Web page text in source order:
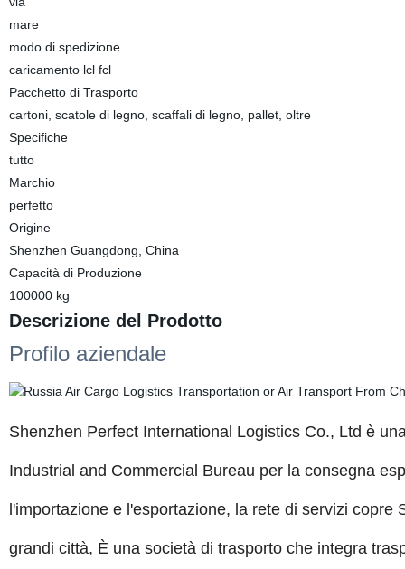
mare
modo di spedizione
caricamento lcl fcl
Pacchetto di Trasporto
cartoni, scatole di legno, scaffali di legno, pallet, oltre
Specifiche
tutto
Marchio
perfetto
Origine
Shenzhen Guangdong, China
Capacità di Produzione
100000 kg
Descrizione del Prodotto
Profilo aziendale
Shenzhen Perfect International Logistics Co., Ltd è
Industrial and Commercial Bureau per la consegna
l'importazione e l'esportazione, la rete di servizi
grandi città, È una società di trasporto che integra